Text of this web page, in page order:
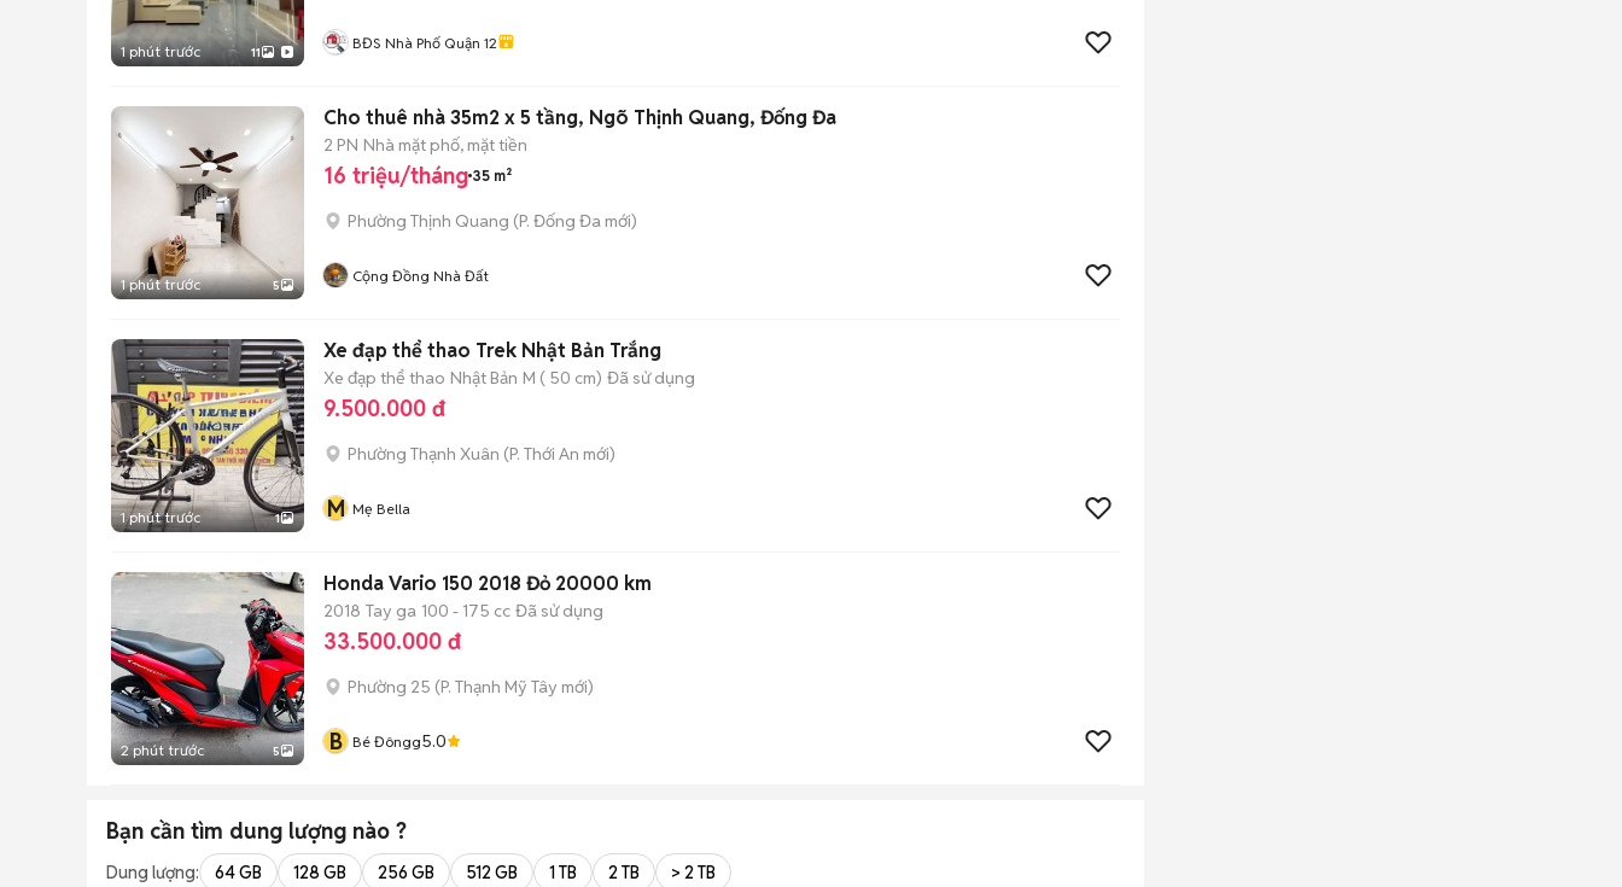
1 phút trước 11 BĐS Nhà Phố Quận 12
1 phút trước 5
Cho thuê nhà 35m2 x 5 tầng, Ngõ Thịnh Quang, Đống Đa
2 PN Nhà mặt phố, mặt tiền
16 triệu/tháng 35 m²
Phường Thịnh Quang (P. Đống Đa mới)
Cộng Đồng Nhà Đất
1 phút trước 1
Xe đạp thể thao Trek Nhật Bản Trắng
Xe đạp thể thao Nhật Bản M ( 50 cm) Đã sử dụng
9.500.000 đ
Phường Thạnh Xuân (P. Thới An mới)
M Mẹ Bella
2 phút trước 5
Honda Vario 150 2018 Đỏ 20000 km
2018 Tay ga 100 - 175 cc Đã sử dụng
33.500.000 đ
Phường 25 (P. Thạnh Mỹ Tây mới)
B Bé Đôngg5.0
Bạn cần tìm dung lượng nào ?
Dung lượng: 64 GB 128 GB 256 GB 512 GB 1 TB 2 TB > 2 TB